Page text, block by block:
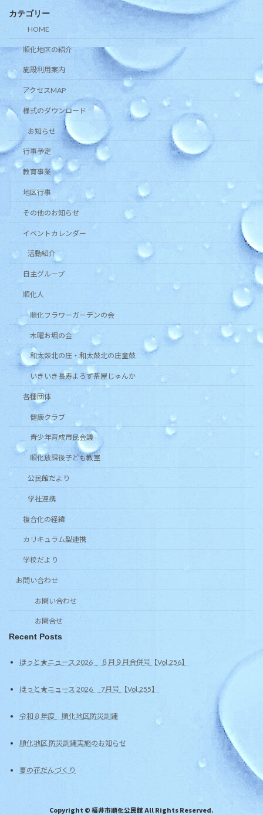
カテゴリー
HOME
順化地区の紹介
施設利用案内
アクセスMAP
様式のダウンロード
お知らせ
行事予定
教育事業
地区行事
その他のお知らせ
イベントカレンダー
活動紹介
自主グループ
順化人
順化フラワーガーデンの会
木曜お堀の会
和太鼓北の庄・和太鼓北の庄童鼓
いきいき長寿よろず茶屋じゅんか
各種団体
健康クラブ
青少年育成市民会議
順化放課後子ども教室
公民館だより
学社連携
複合化の経緯
カリキュラム型連携
学校だより
お問い合わせ
お問い合わせ
お問合せ
Recent Posts
ほっと★ニュース 2026 ８月９月合併号【Vol.256】
ほっと★ニュース 2026 7月号 【Vol.255】
令和８年度 順化地区防災訓練
順化地区 防災訓練実施のお知らせ
夏の花だんづくり
Copyright © 福井市順化公民館 All Rights Reserved.